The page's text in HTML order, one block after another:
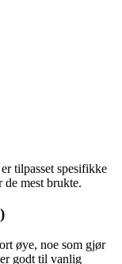
tilpasset spesifikke
mest brukte.
øye, noe som gjør
godt til vanlig